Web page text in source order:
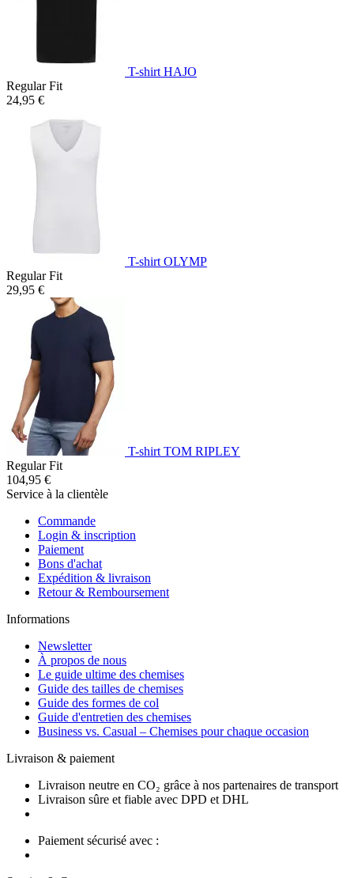
T-shirt HAJO
Regular Fit
24,95 €
T-shirt OLYMP
Regular Fit
29,95 €
T-shirt TOM RIPLEY
Regular Fit
104,95 €
Service à la clientèle
Commande
Login & inscription
Paiement
Bons d'achat
Expédition & livraison
Retour & Remboursement
Informations
Newsletter
À propos de nous
Le guide ultime des chemises
Guide des tailles de chemises
Guide des formes de col
Guide d'entretien des chemises
Business vs. Casual – Chemises pour chaque occasion
Livraison & paiement
Livraison neutre en CO₂ grâce à nos partenaires de transport
Livraison sûre et fiable avec DPD et DHL
Paiement sécurisé avec :